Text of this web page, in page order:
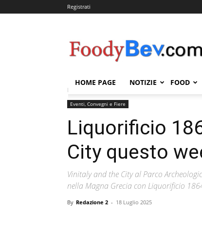
Registrati
HOME PAGE NOTIZIE FOOD
Home
Eventi, Convegni e Fiere
Liquorificio
City questo
Vinitaly and the City al Parco
nella Magna Grecia con Liquorificio
By Redazione 2 - 18 Luglio 2025